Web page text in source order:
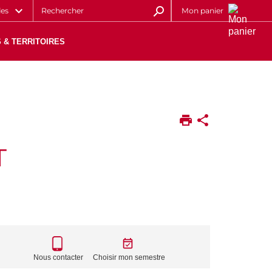
Mon panier
& TERRITOIRES
CALL
TO
Nous contacter Choisir mon semestre